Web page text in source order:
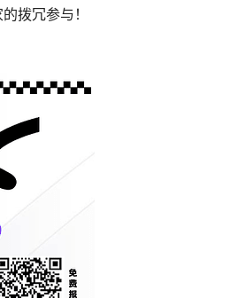
拨冗参与！